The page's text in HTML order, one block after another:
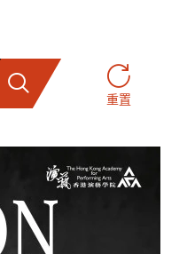
搜索
重置